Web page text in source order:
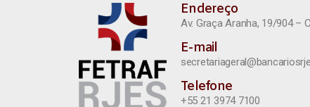
Endereço
Av. Graça Aranha, 19/904 –
E-mail
Telefone
+55 21 3974 7100